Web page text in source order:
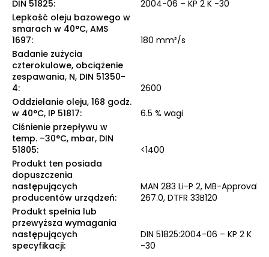
DIN 51825:
2004-06 – KP 2 K -30
Lepkość oleju bazowego w
smarach w 40°C, AMS
1697:
180 mm²/s
Badanie zużycia
czterokulowe, obciążenie
zespawania, N, DIN 51350-
4:
2600
Oddzielanie oleju, 168 godz.
w 40°C, IP 51817:
6.5 % wagi
Ciśnienie przepływu w
temp. –30°C, mbar, DIN
51805:
<1400
Produkt ten posiada
dopuszczenia
następujących
producentów urządzeń:
MAN 283 Li-P 2, MB-Approval
267.0, DTFR 33B120
Produkt spełnia lub
przewyższa wymagania
następujących
specyfikacji:
DIN 51825:2004-06 – KP 2 K
-30